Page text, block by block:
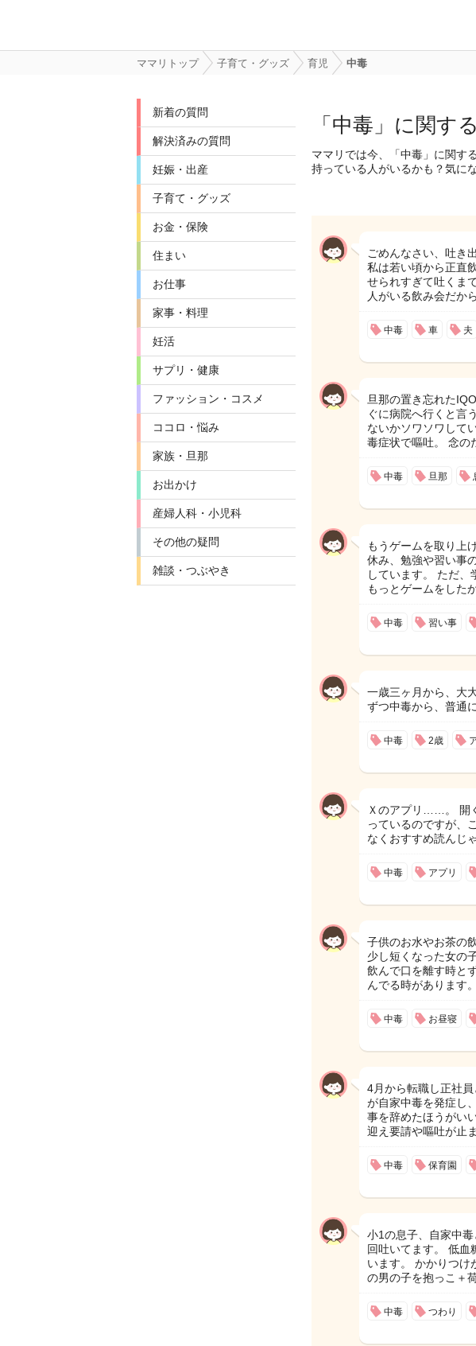
ママリトップ 子育て・グッズ 育児 中毒
新着の質問
解決済みの質問
妊娠・出産
子育て・グッズ
お金・保険
住まい
お仕事
家事・料理
妊活
サプリ・健康
ファッション・コスメ
ココロ・悩み
家族・旦那
お出かけ
産婦人科・小児科
その他の疑問
雑談・つぶやき
「中毒」に関す
ママリでは今、「中毒」に関す
持っている人がいるかも？気に
ごめんなさい、吐き
私は若い頃から正直
せられすぎて吐くま
人がいる飲み会だか
中毒 車 夫
旦那の置き忘れた
ぐに病院へ行くと言
ないかソワソワして
毒症状で嘔吐。 念の
中毒 旦那
もうゲームを取り上
休み、勉強や習い事
しています。 ただ、
もっとゲームをした
中毒 習い事
一歳三ヶ月から、大
ずつ中毒から、普通
中毒 2歳
Ｘのアプリ……。 開
っているのですが、
なくおすすめ読んじ
中毒 アプリ
子供のお水やお茶の
少し短くなった女の
飲んで口を離す時と
んでる時があります
中毒 お昼寝
4月から転職し正社
が自家中毒を発症し
事を辞めたほうがい
迎え要請や嘔吐が止
中毒 保育園
小1の息子、自家中
回吐いてます。 低血
います。 かかりつけ
の男の子を抱っこ＋
中毒 つわり